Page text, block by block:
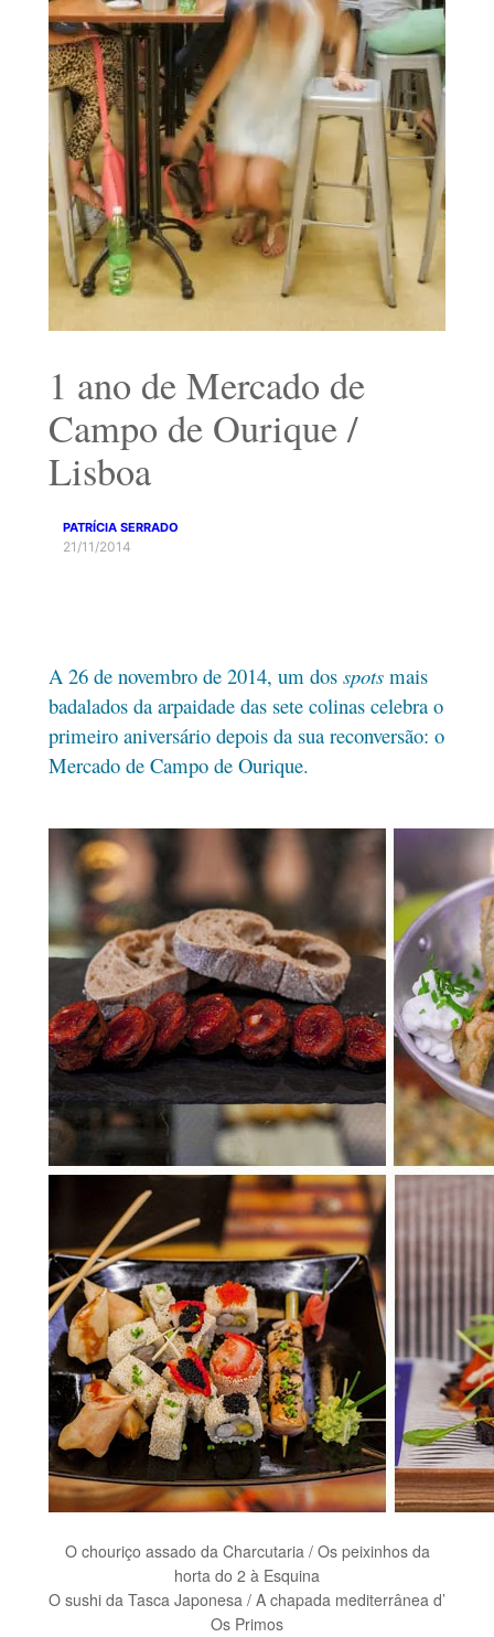
1 ano de Mercado de
Campo de Ourique /
Lisboa
PATRÍCIA SERRADO
21/11/2014
A 26 de novembro de 2014, um dos spotsmais
badalados da arpaidade das sete colinas celebra o
primeiro aniversário depois da sua reconversão: o
Mercado de Campo de Ourique.
O chouriço assado da Charcutaria / Os peixinhos da
horta do 2 à Esquina
O sushi da Tasca Japonesa / A chapada mediterrânea d’
Os Primos